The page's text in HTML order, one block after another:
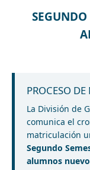
PROCESO
La División de
comunica el
matriculación
Segundo
alumnos